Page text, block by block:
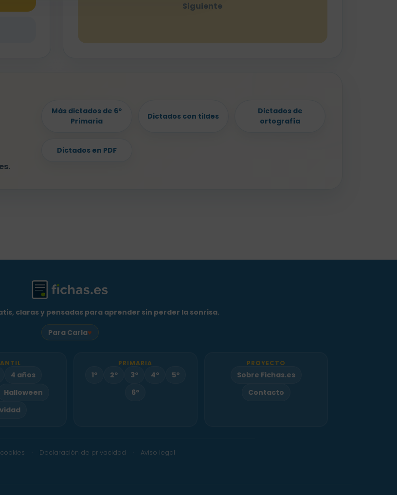
Siguiente
Más dictados de 6º
Primaria
Dictados con tildes
Dictados de
ortografía
Dictados en PDF
claras y pensadas para aprender sin perder la sonrisa.
Para Carla♥
4 años
Halloween
PRIMARIA
1º 2º 3º 4º
5º
6º
PROYECTO
Sobre Fichas.es
Contacto
Declaración de privacidad Aviso legal